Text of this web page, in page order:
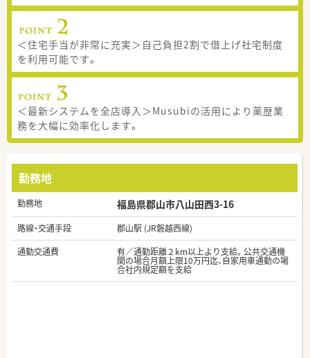
＜住宅手当が非常に充実＞自己負担2割で借上げ社宅制度
を利用可能です。
＜最新システムを全店導入＞Musubiの活用により薬歴業
務を大幅に効率化します。
勤務地
勤務地 福島県郡山市八山田西3-16
路線・交通手段
郡山駅 (JR磐越西線)
通勤交通費
有／通勤距離２km以上より支給。公共交通機
関の場合月額上限10万円迄、自家用車通勤の場
合社内規定額を支給